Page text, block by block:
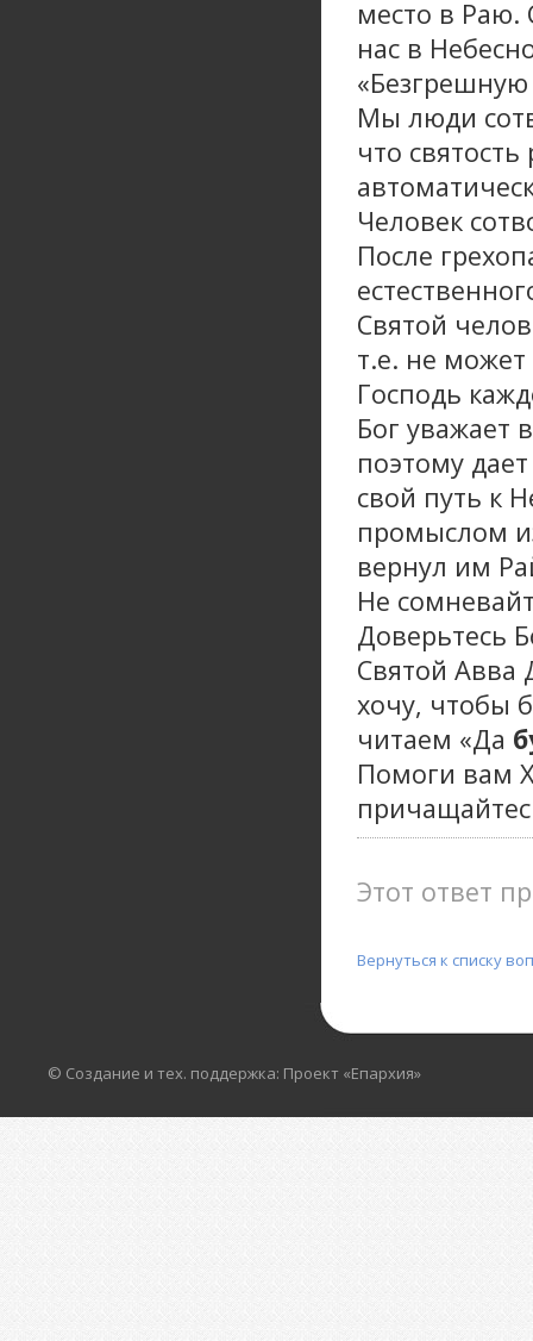
место в Раю.
нас в
Мы люди
что
Человек
После
Святой
т.е. не может
Господь
Бог уважает
поэтому
свой путь к
промыслом
вернул им
Не
Доверьтесь
Святой Авва
хочу, чтобы
читаем «Да
Помоги вам
Этот ответ
Вернуться к списку
© Создание и тех. поддержка: Проект «Епархия»